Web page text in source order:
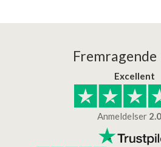
Excellent
Anmeldelser